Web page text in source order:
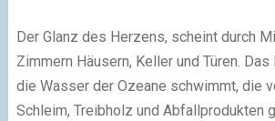
Der Glanz des Herzens, scheint durch
Zimmern Häusern, Keller und Türen.
die Wasser der Ozeane schwimmt, die
Schleim, Treibholz und Abfallprodukten